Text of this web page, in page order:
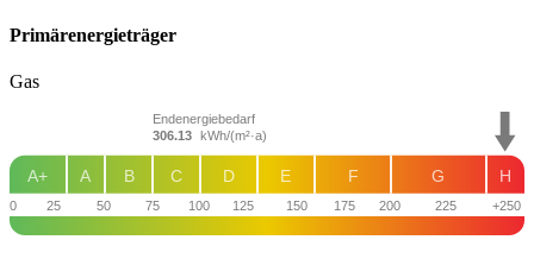
Primärenergieträger
Gas
0 25 50 75 100 125 150 175 200 225 +250
H
G
F
E
D
C
B
A
A+
Endenergiebedarf
306.13
kWh/(m²·a)